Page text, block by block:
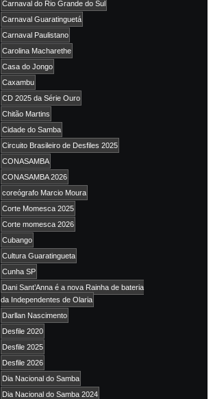
Carnaval do Rio Grande do Sul
Carnaval Guaratinguetá
Carnaval Paulistano
Carolina Macharethe
Casa do Jongo
Caxambu
CD 2025 da Série Ouro
Chitão Martins
Cidade do Samba
Circuito Brasileiro de Desfiles 2025
CONASAMBA
CONASAMBA 2026
coreógrafo Marcio Moura
Corte Momesca 2025
Corte momesca 2026
Cubango
Cultura Guaratingueta
Cunha SP
Dani Sant’Anna é a nova Rainha de bateria
da Independentes de Olaria
Darllan Nascimento
Desfile 2020
Desfile 2025
Desfile 2026
Dia Nacional do Samba
Dia Nacional do Samba 2024